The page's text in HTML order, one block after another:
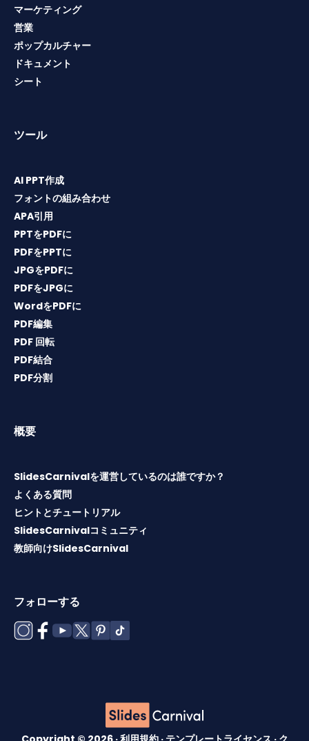
マーケティング
営業
ポップカルチャー
ドキュメント
シート
ツール
AI PPT作成
フォントの組み合わせ
APA引用
PPTをPDFに
PDFをPPTに
JPGをPDFに
PDFをJPGに
WordをPDFに
PDF編集
PDF 回転
PDF結合
PDF分割
概要
SlidesCarnivalを運営しているのは誰ですか？
よくある質問
ヒントとチュートリアル
SlidesCarnivalコミュニティ
教師向けSlidesCarnival
フォローする